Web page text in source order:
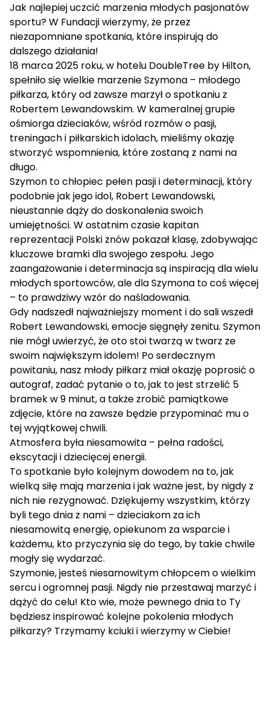
Jak najlepiej uczcić marzenia młodych pasjonatów
sportu? W Fundacji wierzymy, że przez
niezapomniane spotkania, które inspirują do
dalszego działania!
18 marca 2025 roku, w hotelu DoubleTree by Hilton,
spełniło się wielkie marzenie Szymona – młodego
piłkarza, który od zawsze marzył o spotkaniu z
Robertem Lewandowskim. W kameralnej grupie
ośmiorga dzieciaków, wśród rozmów o pasji,
treningach i piłkarskich idolach, mieliśmy okazję
stworzyć wspomnienia, które zostaną z nami na
długo.
Szymon to chłopiec pełen pasji i determinacji, który
podobnie jak jego idol, Robert Lewandowski,
nieustannie dąży do doskonalenia swoich
umiejętności. W ostatnim czasie kapitan
reprezentacji Polski znów pokazał klasę, zdobywając
kluczowe bramki dla swojego zespołu. Jego
zaangażowanie i determinacja są inspiracją dla wielu
młodych sportowców, ale dla Szymona to coś więcej
– to prawdziwy wzór do naśladowania.
Gdy nadszedł najważniejszy moment i do sali wszedł
Robert Lewandowski, emocje sięgnęły zenitu. Szymon
nie mógł uwierzyć, że oto stoi twarzą w twarz ze
swoim największym idolem! Po serdecznym
powitaniu, nasz młody piłkarz miał okazję poprosić o
autograf, zadać pytanie o to, jak to jest strzelić 5
bramek w 9 minut, a także zrobić pamiątkowe
zdjęcie, które na zawsze będzie przypominać mu o
tej wyjątkowej chwili.
Atmosfera była niesamowita – pełna radości,
ekscytacji i dziecięcej energii.
To spotkanie było kolejnym dowodem na to, jak
wielką siłę mają marzenia i jak ważne jest, by nigdy z
nich nie rezygnować. Dziękujemy wszystkim, którzy
byli tego dnia z nami – dzieciakom za ich
niesamowitą energię, opiekunom za wsparcie i
każdemu, kto przyczynia się do tego, by takie chwile
mogły się wydarzać.
Szymonie, jesteś niesamowitym chłopcem o wielkim
sercu i ogromnej pasji. Nigdy nie przestawaj marzyć i
dążyć do celu! Kto wie, może pewnego dnia to Ty
będziesz inspirować kolejne pokolenia młodych
piłkarzy? Trzymamy kciuki i wierzymy w Ciebie!